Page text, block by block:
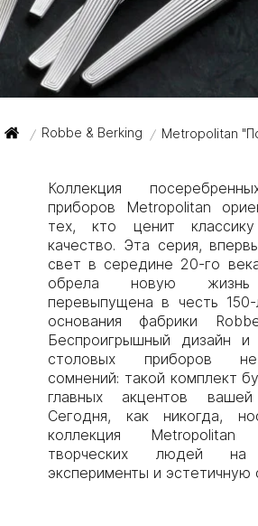
/ Robbe & Berking / Metropolitan
Коллекция
приборов Metropolitan
тех, кто ценит
качество. Эта серия,
свет в середине 20-го
обрела новую
перевыпущена в честь
основания фабрики
Беспроигрышный дизайн и
столовых приборов
сомнений: такой комплект
главных акцентов вашей
Сегодня, как никогда,
коллекция Metropolitan
творческих людей на
эксперименты и эстетичную